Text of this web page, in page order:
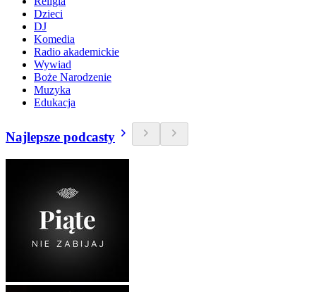
Dzieci
DJ
Komedia
Radio akademickie
Wywiad
Boże Narodzenie
Muzyka
Edukacja
Najlepsze podcasty